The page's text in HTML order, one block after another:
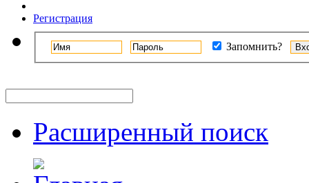
Регистрация
Запомнить?
Расширенный поиск